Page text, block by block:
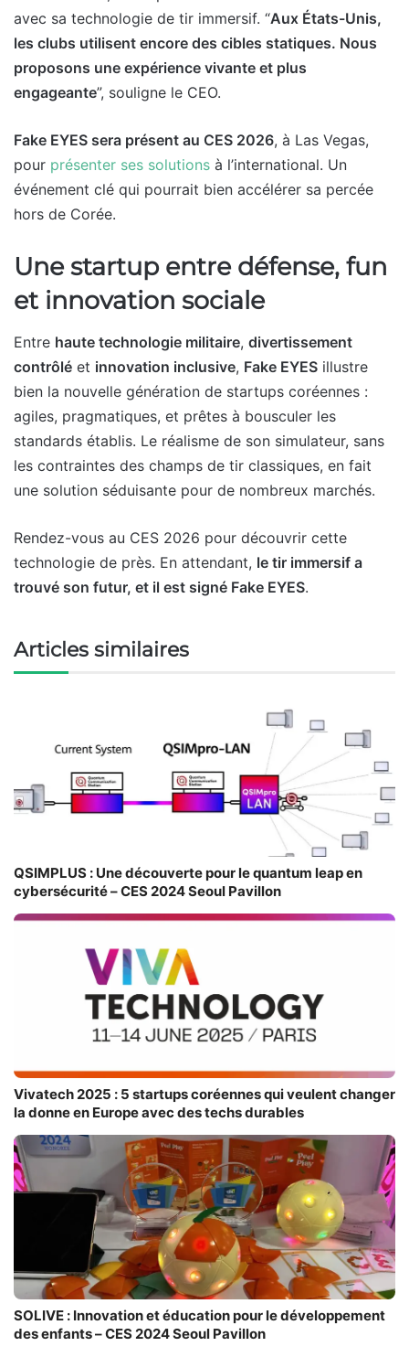
avec sa technologie de tir immersif. “Aux États-Unis,
les clubs utilisent encore des cibles statiques. Nous
proposons une expérience vivante et plus
engageante”, souligne le CEO.
Fake EYES sera présent au CES 2026, à Las Vegas,
pour présenter ses solutions à l’international. Un
événement clé qui pourrait bien accélérer sa percée
hors de Corée.
Une startup entre défense, fun
et innovation sociale
Entre haute technologie militaire, divertissement
contrôlé et innovation inclusive, Fake EYES illustre
bien la nouvelle génération de startups coréennes :
agiles, pragmatiques, et prêtes à bousculer les
standards établis. Le réalisme de son simulateur, sans
les contraintes des champs de tir classiques, en fait
une solution séduisante pour de nombreux marchés.
Rendez-vous au CES 2026 pour découvrir cette
technologie de près. En attendant, le tir immersif a
trouvé son futur, et il est signé Fake EYES.
Articles similaires
QSIMPLUS : Une découverte pour le quantum leap en
cybersécurité – CES 2024 Seoul Pavillon
Vivatech 2025 : 5 startups coréennes qui veulent changer
la donne en Europe avec des techs durables
SOLIVE : Innovation et éducation pour le développement
des enfants – CES 2024 Seoul Pavillon